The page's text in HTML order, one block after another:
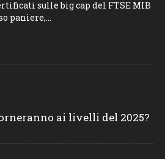
sulle big cap del FTSE MIB
paniere,...
ai livelli del 2025?